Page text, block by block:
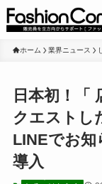
ホーム 業界ニュース
日本初！「
クエストし
LINEでお知
導入